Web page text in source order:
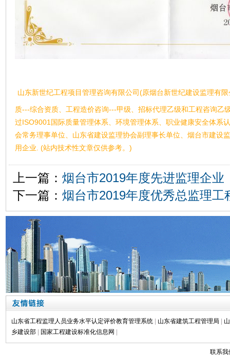
山东新世纪工程项目管理咨询有限公司(原烟台新世纪建设监理有
质---综合资质、工程造价咨询---甲级、招标代理乙级和工程咨询乙
过ISO9001国际质量管理体系、环境管理体系、职业健康安全体系
会常务理事单位、山东省建设监理协会副理事长单位、烟台市建设
用企业. (站内技术性文章仅供参考。)
上一篇： 烟台市2019年度先进监理企业
下一篇： 烟台市2019年度优秀总监理工
山东省工程监理人员业务水平认定评价教育管理系统 山东省建筑工程管理局
乡建设部
国家工程建设标准化信息网
联系我